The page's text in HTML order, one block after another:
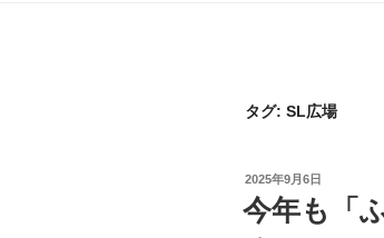
タグ: SL広場
投
稿
日:
2025年9月6日
今年も「